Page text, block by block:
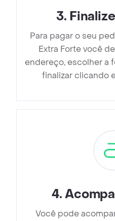
3.
Para pagar o seu
Extra Forte você
endereço, escolher a
finalizar clicando
4.
Você pode